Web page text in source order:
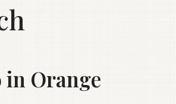
in Orange